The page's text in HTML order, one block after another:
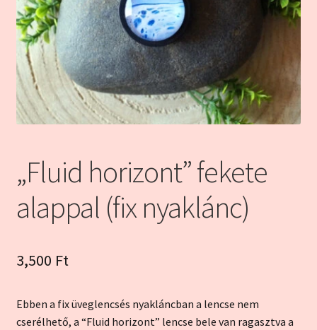
Home
Kapcsolat
Kosár
Pénztár
Szállítás és garancia
„Fluid horizont” fekete
alappal (fix nyaklánc)
3,500 Ft
Ebben a fix üveglencsés nyakláncban a lencse nem
cserélhető, a “Fluid horizont” lencse bele van ragasztva a